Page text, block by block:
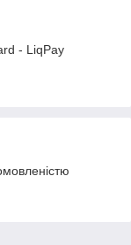
- LiqPay